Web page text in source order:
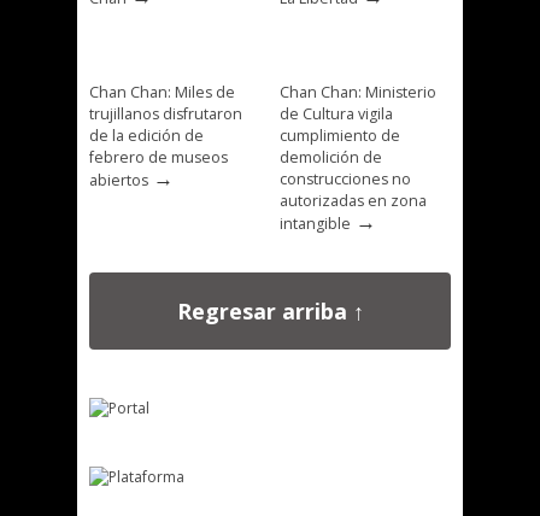
Chan Chan: Miles de
trujillanos disfrutaron
de la edición de
febrero de museos
abiertos →
Chan Chan: Ministerio
de Cultura vigila
cumplimiento de
demolición de
construcciones no
autorizadas en zona
intangible →
Regresar arriba ↑